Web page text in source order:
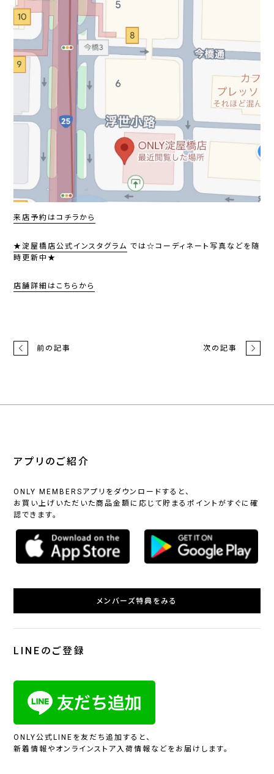
来店予約はコチラから
★淀屋橋店公式インスタグラム では☆コーディネート写真などを随
時更新中★
店舗詳細はこちらから
前の記事 次の記事
アプリのご紹介
ONLY MEMBERSアプリをダウンロードすると、
お買い上げいただいた商品金額に応じて貯まるポイントがすぐに確
認できます。
メンバーズ特典をみる
LINEのご登録
ONLY公式LINEを友だち追加すると、
新着情報やオンラインストア入荷情報などをお届けします。